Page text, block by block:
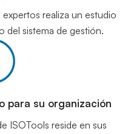
realiza un estudio
del sistema de gestión.
para su organización
ISOTools reside en sus